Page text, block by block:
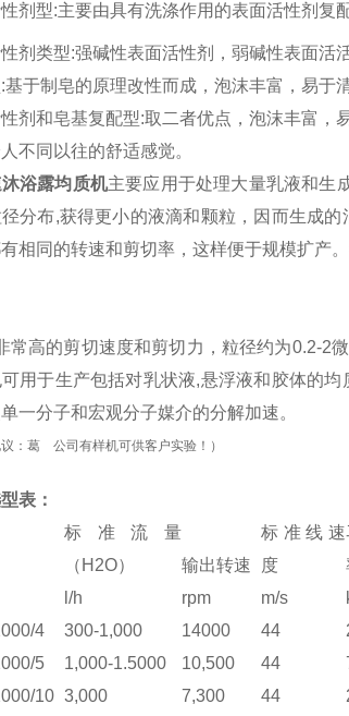
剂型:主要由具有洗涤作用的表面活性剂复
剂类型:强碱性表面活性剂，弱碱性表面活
基于制皂的原理改性而成，泡沫丰富，易于
剂和皂基复配型:取二者优点，泡沫丰富，
不同以往的舒适感觉。
浴露均质机主要应用于处理大量乳液和生
分布,获得更小的液滴和颗粒，因而生成
相同的转速和剪切率，这样便于规模扩产
高的剪切速度和剪切力，粒径约为0.2-2
用于生产包括对乳状液,悬浮液和胶体的
一分子和宏观分子媒介的分解加速。
：葛 公司有样机可供客户实验！）
表：
标准流量
（H2O）
输出转速
标准线速
度
l/h
rpm m/s
4
300-1,000 14000 44
5
1,000-1.5000 10,500 44
10 3,000 7,300 44